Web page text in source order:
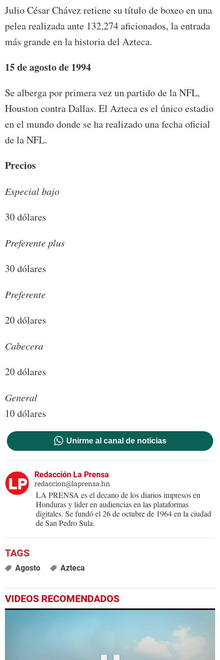
Julio César Chávez retiene su título de boxeo en una
pelea realizada ante 132,274 aficionados, la entrada
más grande en la historia del Azteca.
15 de agosto de 1994
Se alberga por primera vez un partido de la NFL,
Houston contra Dallas. El Azteca es el único estadio
en el mundo donde se ha realizado una fecha oficial
de la NFL.
Precios
Especial bajo
30 dólares
Preferente plus
30 dólares
Preferente
20 dólares
Cabecera
20 dólares
General
10 dólares
Unirme al canal de noticias
Redacción La Prensa
redaccion@laprensa.hn
LA PRENSA es el decano de los diarios impresos en
Honduras y líder en audiencias en las plataformas
digitales. Se fundó el 26 de octubre de 1964 en la ciudad
de San Pedro Sula.
Agosto Azteca
VIDEOS RECOMENDADOS